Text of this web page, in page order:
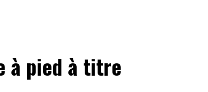
à pied à titre